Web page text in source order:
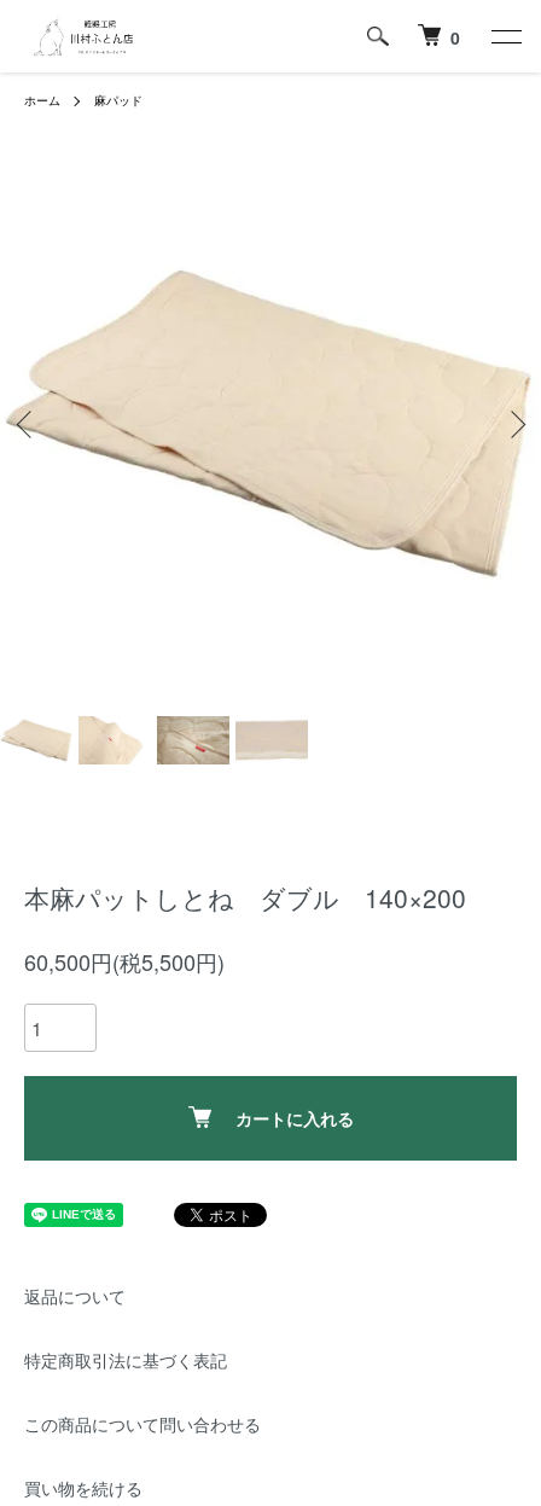
0
ホーム 麻パッド
本麻パットしとね ダブル 140×200
60,500円(税5,500円)
カートに入れる
返品について
特定商取引法に基づく表記
この商品について問い合わせる
買い物を続ける